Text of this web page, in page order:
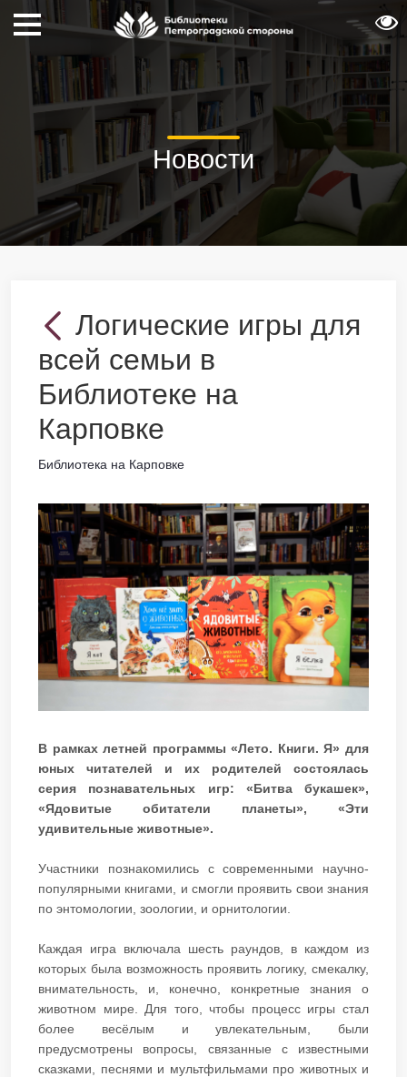
Новости
Логические игры для
всей семьи в
Библиотеке на
Карповке
Библиотека на Карповке
В рамках летней программы «Лето. Книги. Я» для
юных читателей и их родителей состоялась
серия познавательных игр: «Битва букашек»,
«Ядовитые обитатели планеты», «Эти
удивительные животные».
Участники познакомились с современными научно-
популярными книгами, и смогли проявить свои знания
по энтомологии, зоологии, и орнитологии.
Каждая игра включала шесть раундов, в каждом из
которых была возможность проявить логику, смекалку,
внимательность, и, конечно, конкретные знания о
животном мире. Для того, чтобы процесс игры стал
более весёлым и увлекательным, были
предусмотрены вопросы, связанные с известными
сказками, песнями и мультфильмами про животных и